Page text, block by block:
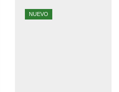
NUEVO